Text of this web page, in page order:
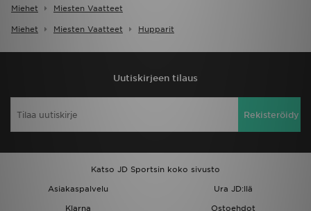
Miehet Miesten Vaatteet
Miehet Miesten Vaatteet Hupparit
Uutiskirjeen tilaus
Rekisteröidy
Katso JD Sportsin koko sivusto
Asiakaspalvelu
Ura JD:llä
Klarna
Ostoehdot